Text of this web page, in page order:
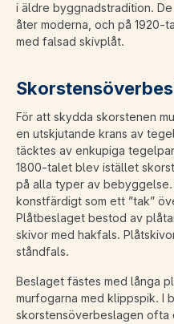
i äldre byggnadstradition.
åter moderna, och på 1920-
med falsad skivplåt.
För att skydda skorstenen
en utskjutande krans av
täcktes av enkupiga
1800-talet blev istället
på alla typer av
konstfärdigt som ett ”tak”
Plåtbeslaget bestod av
skivor med hakfals.
ståndfals.
Beslaget fästes med långa
murfogarna med klippspik. I
skorstensöverbeslagen ofta